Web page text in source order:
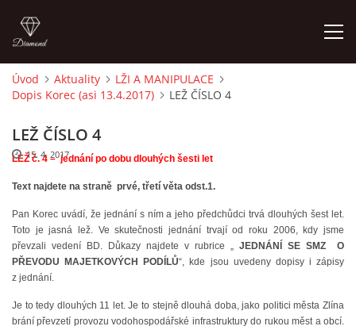
ÚVOD
AKTUALITY
CENY NÁJMU G, GS V ROCE 2003 SMZ
CENY NÁJMŮ G, GS V LETECH 2024 A 2025 SMZ
Úvod Aktuality
LŽI A MANIPULACE
Dopis Korec (asi 13.4.2017)
LEŽ ČÍSLO 4
LEŽ ČÍSLO 4
LEŽ č. 4 – jednání po dobu dlouhých šesti let
Text najdete na straně prvé, třetí věta odst.1.
Pan Korec uvádí, že jednání s ním a jeho předchůdci trvá dlouhých šest let.
Toto je jasná lež. Ve skutečnosti jednání trvají od roku 2006, kdy jsme
převzali vedení BD. Důkazy najdete v rubrice „ JEDNÁNÍ SE SMZ O
PŘEVODU MAJETKOVÝCH PODÍLŮ“, kde jsou uvedeny dopisy i zápisy
z jednání.
Je to tedy dlouhých 11 let. Je to stejně dlouhá doba, jako politici města Zlína
brání převzetí provozu vodohospodářské infrastruktury do rukou měst a obcí.
15. 4. 2017